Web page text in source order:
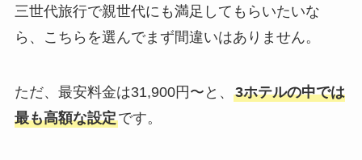
三世代旅行で親世代にも満足してもらいたいな
ら、こちらを選んでまず間違いはありません。
ただ、最安料金は31,900円〜と、 3ホテルの中では
最も高額な設定です。